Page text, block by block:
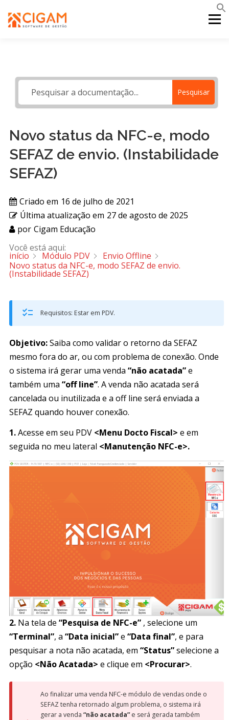
para
Menu
PORTAL WEB MOBILE SUPORTE Pesquisar
Novo status da NFC-e, modo
SEFAZ de envio. (Instabilidade
SEFAZ)
Criado em 16 de julho de 2021
Última atualização em 27 de agosto de 2025
por Cigam Educação
Você está aqui:
início Módulo PDV
Envio Offline
Novo status da NFC-e, modo SEFAZ de envio.
(Instabilidade SEFAZ)
Requisitos: Estar em PDV.
Objetivo:Saiba como validar o retorno da SEFAZ
mesmo fora do ar, ou com problema de conexão. Onde
o sistema irá gerar uma venda “não acatada”e
também uma “off line”. A venda não acatada será
cancelada ou inutilizada e a off line será enviada a
SEFAZ quando houver conexão.
1.Acesse em seu PDV <Menu Docto Fiscal> e em
seguida no meu lateral <Manutenção NFC-e>.
2. Na tela de “Pesquisa de NFC-e” , selecione um
“Terminal”, a “Data inicial”e “Data final”, e para
pesquisar a nota não acatada, em “Status”selecione a
opção <Não Acatada> e clique em <Procurar>.
Ao finalizar uma venda NFC-e módulo de vendas onde o
SEFAZ tenha retornado algum problema, o sistema irá
gerar a venda “não acatada”e será gerada também